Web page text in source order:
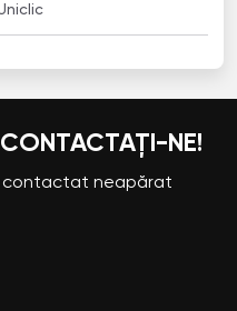
NE!
contactat neapărat